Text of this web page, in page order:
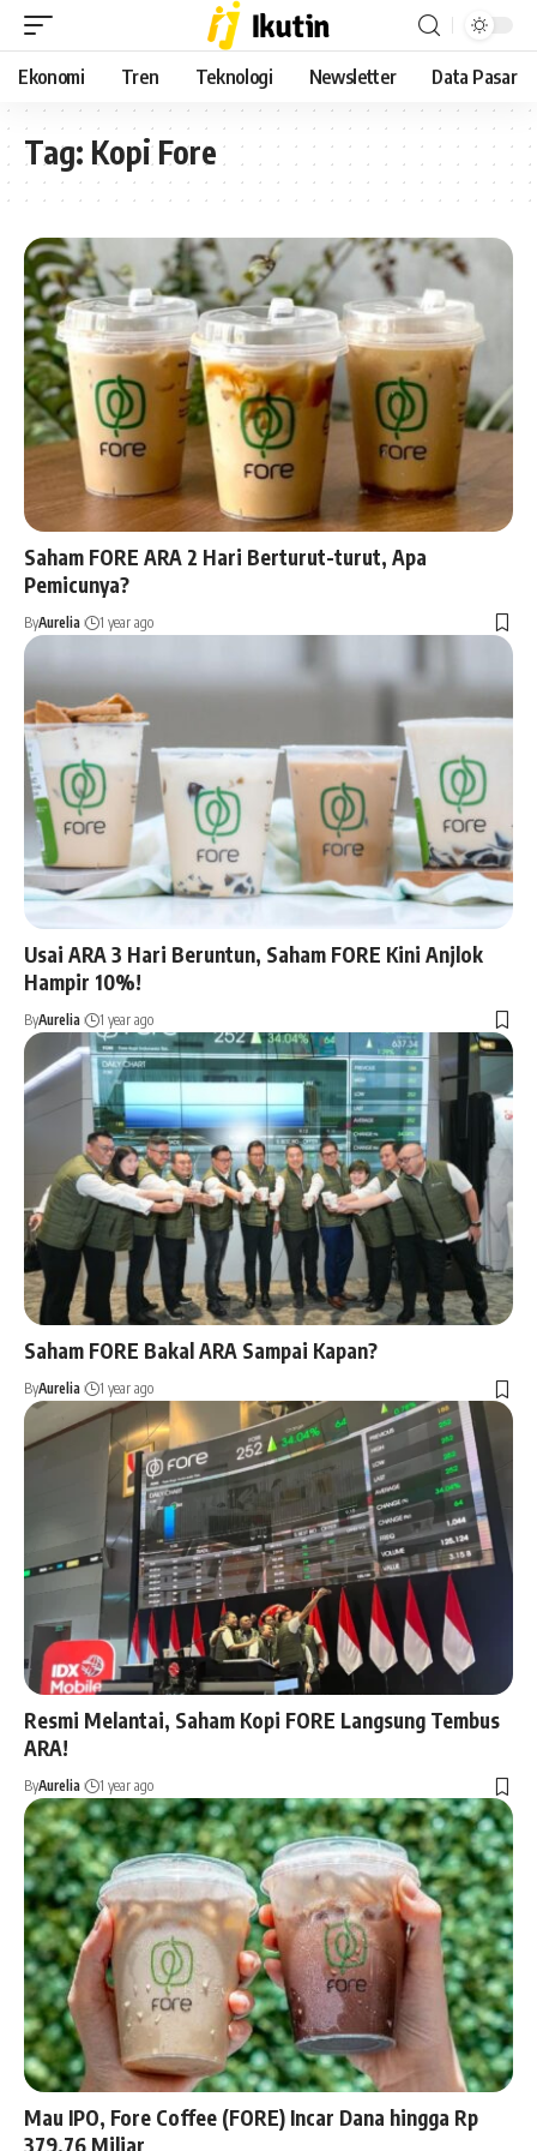
Ekonomi Tren Teknologi Newsletter Data Pasar
Tag: Kopi Fore
Saham FORE ARA 2 Hari Berturut-turut, Apa
Pemicunya?
ByAurelia 1 year ago
Usai ARA 3 Hari Beruntun, Saham FORE Kini Anjlok
Hampir 10%!
ByAurelia 1 year ago
Saham FORE Bakal ARA Sampai Kapan?
ByAurelia 1 year ago
Resmi Melantai, Saham Kopi FORE Langsung Tembus
ARA!
ByAurelia 1 year ago
Mau IPO, Fore Coffee (FORE) Incar Dana hingga Rp
379,76 Miliar